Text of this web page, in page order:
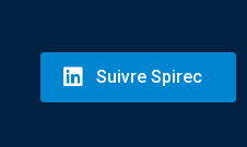
Suivre Spirec